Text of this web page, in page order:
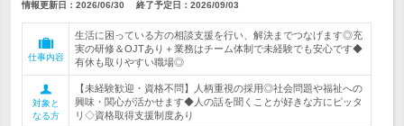
情報更新日：2026/06/30 終了予定日： 2026/09/03
仕事内容
生活に困っている方の相談支援を行い、解決までつなげます◎充
実の研修＆OJTあり＋業務はチーム体制で未経験でも安心です◆
有休も取りやすい職場◎
対象と
なる方
【未経験歓迎・資格不問】人柄重視の採用◎社会問題や福祉への
興味・関心が活かせます◆人の話を聞くことが好きな方にピッタ
リ◇資格取得支援制度あり